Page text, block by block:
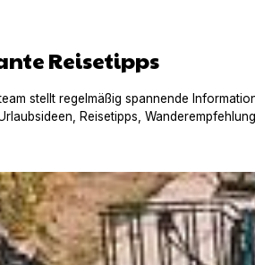
Reisetipps
stellt regelmäßig spannende
Reisetipps,
Hund